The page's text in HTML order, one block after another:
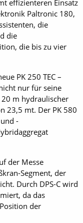
effizienteren Einsatz
Paltronic 180,
die
die
die bis zu vier
PK 250 TEC –
nur für seine
20 m hydraulischer
23,5 mt. Der PK 580
-
der Messe
Segment, der
Durch DPS-C wird
da das
der